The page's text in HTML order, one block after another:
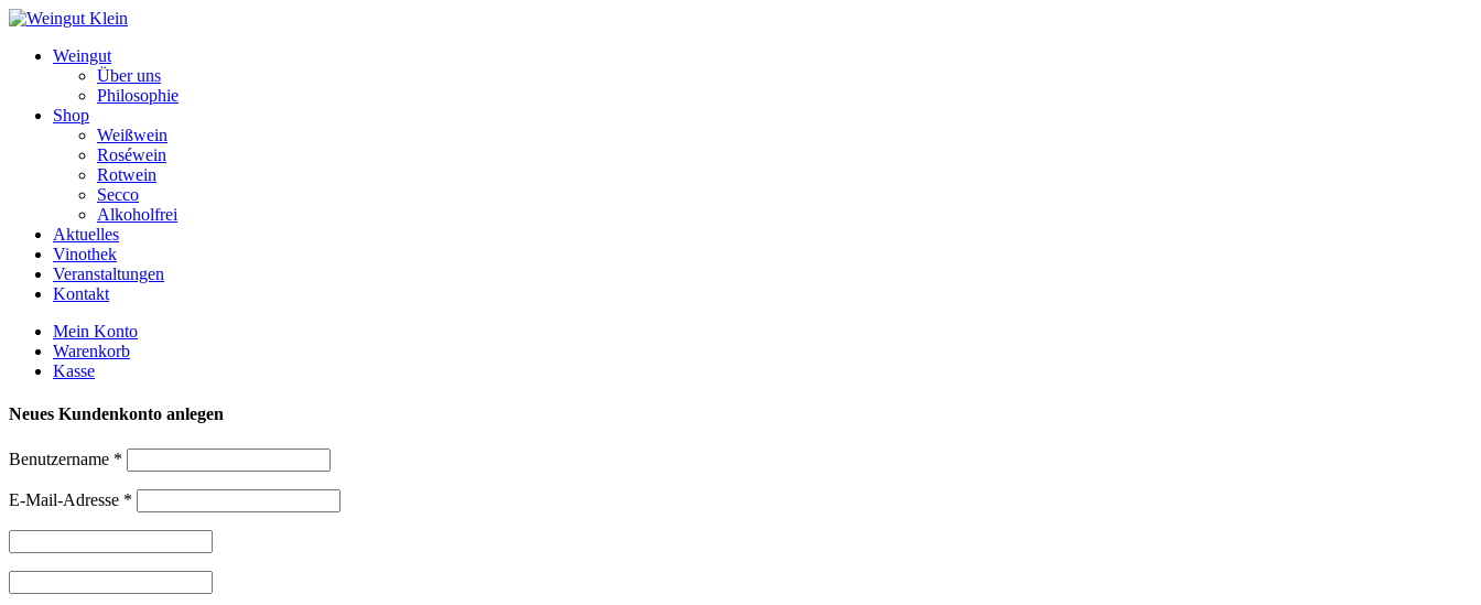
Weiter
Inhalt
Weingut
Über uns
Philosophie
Shop
Weißwein
Roséwein
Rotwein
Secco
Alkoholfrei
Aktuelles
Vinothek
Veranstaltungen
Kontakt
Mein Konto
Warenkorb
Kasse
Neues Kundenkonto anlegen
Benutzername *
E-Mail-Adresse *